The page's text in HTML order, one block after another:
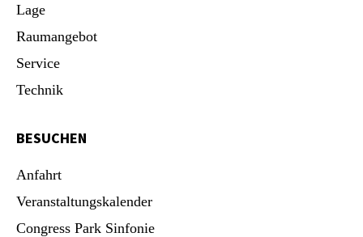
Lage
Raumangebot
Service
Technik
BESUCHEN
Anfahrt
Veranstaltungskalender
Congress Park Sinfonie